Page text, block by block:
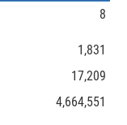
8
1,831
17,209
4,664,551